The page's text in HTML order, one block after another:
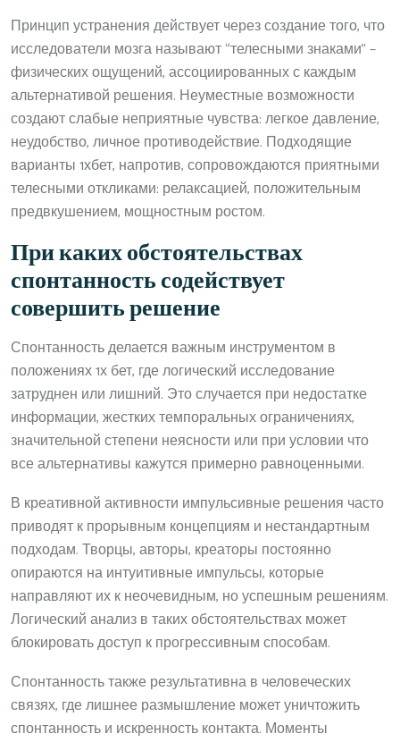
Принцип устранения действует через создание того, что
исследователи мозга называют “телесными знаками” –
физических ощущений, ассоциированных с каждым
альтернативой решения. Неуместные возможности
создают слабые неприятные чувства: легкое давление,
неудобство, личное противодействие. Подходящие
варианты 1хбет, напротив, сопровождаются приятными
телесными откликами: релаксацией, положительным
предвкушением, мощностным ростом.
При каких обстоятельствах
спонтанность содействует
совершить решение
Спонтанность делается важным инструментом в
положениях 1х бет, где логический исследование
затруднен или лишний. Это случается при недостатке
информации, жестких темпоральных ограничениях,
значительной степени неясности или при условии что
все альтернативы кажутся примерно равноценными.
В креативной активности импульсивные решения часто
приводят к прорывным концепциям и нестандартным
подходам. Творцы, авторы, креаторы постоянно
опираются на интуитивные импульсы, которые
направляют их к неочевидным, но успешным решениям.
Логический анализ в таких обстоятельствах может
блокировать доступ к прогрессивным способам.
Спонтанность также результативна в человеческих
связях, где лишнее размышление может уничтожить
спонтанность и искренность контакта. Моменты